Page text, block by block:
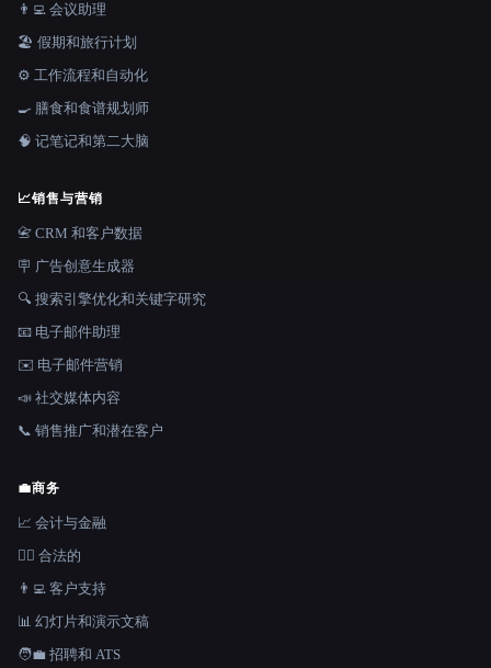
👨‍💻 会议助理
🏖 假期和旅行计划
⚙️ 工作流程和自动化
🍳 膳食和食谱规划师
🧠 记笔记和第二大脑
📈销售与营销
📇 CRM 和客户数据
🪧 广告创意生成器
🔍 搜索引擎优化和关键字研究
📧 电子邮件助理
✉️ 电子邮件营销
📣 社交媒体内容
📞 销售推广和潜在客户
💼商务
📈 会计与金融
👩‍⚖️ 合法的
👨‍💻 客户支持
📊 幻灯片和演示文稿
🧑‍💼 招聘和 ATS